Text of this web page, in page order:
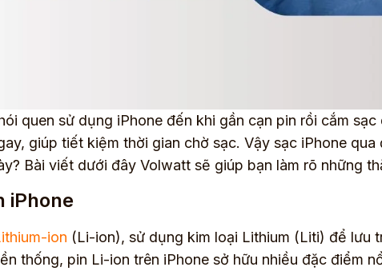
quen sử dụng iPhone đến khi gần cạn pin rồi cắm
giúp tiết kiệm thời gian chờ sạc. Vậy sạc iPhone
Bài viết dưới đây Volwatt sẽ giúp bạn làm rõ những
iPhone
ion (Li-ion), sử dụng kim loại Lithium (Liti) để lưu
thống, pin Li-ion trên iPhone sở hữu nhiều đặc điểm